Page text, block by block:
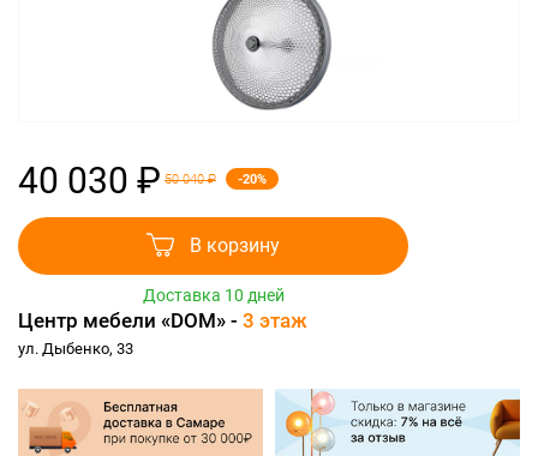
40 030 ₽ 50 040 ₽ -20%
В корзину
Доставка 10 дней
Центр мебели «DOM» - 3 этаж
ул. Дыбенко, 33